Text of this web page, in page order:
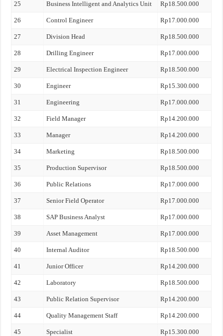
25 Business Intelligent and Analytics Unit Rp18.500.000
26 Control Engineer Rp17.000.000
27 Division Head Rp18.500.000
28 Drilling Engineer Rp17.000.000
29 Electrical Inspection Engineer Rp18.500.000
30 Engineer Rp15.300.000
31 Engineering Rp17.000.000
32 Field Manager Rp14.200.000
33 Manager Rp14.200.000
34 Marketing Rp18.500.000
35 Production Supervisor Rp18.500.000
36 Public Relations Rp17.000.000
37 Senior Field Operator Rp17.000.000
38 SAP Business Analyst Rp17.000.000
39 Asset Management Rp17.000.000
40 Internal Auditor Rp18.500.000
41 Junior Officer Rp14.200.000
42 Laboratory Rp18.500.000
43 Public Relation Supervisor Rp14.200.000
44 Quality Management Staff Rp14.200.000
45 Specialist Rp15.300.000